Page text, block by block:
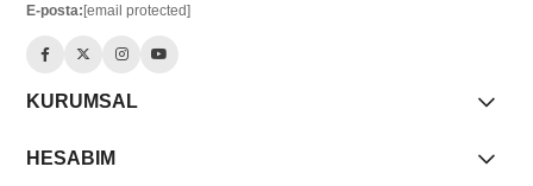
E-posta:[email protected]
KURUMSAL
HESABIM